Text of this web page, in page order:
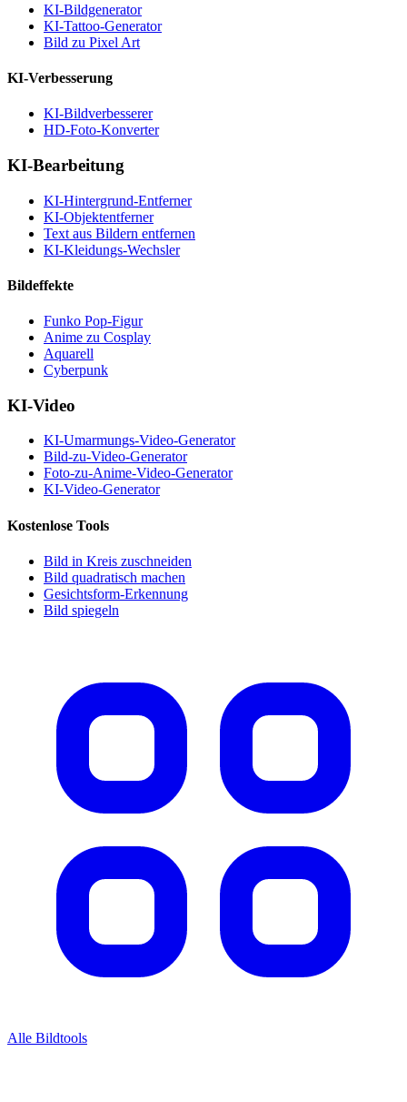
KI-Bildgenerator
KI-Tattoo-Generator
Bild zu Pixel Art
KI-Verbesserung
KI-Bildverbesserer
HD-Foto-Konverter
KI-Bearbeitung
KI-Hintergrund-Entferner
KI-Objektentferner
Text aus Bildern entfernen
KI-Kleidungs-Wechsler
Bildeffekte
Funko Pop-Figur
Anime zu Cosplay
Aquarell
Cyberpunk
KI-Video
KI-Umarmungs-Video-Generator
Bild-zu-Video-Generator
Foto-zu-Anime-Video-Generator
KI-Video-Generator
Kostenlose Tools
Bild in Kreis zuschneiden
Bild quadratisch machen
Gesichtsform-Erkennung
Bild spiegeln
Alle Bildtools